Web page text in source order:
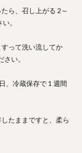
ら、召し上がる 2～
。
って洗い流してか
い。
、冷蔵保存で 1 週間
たままですと、柔ら